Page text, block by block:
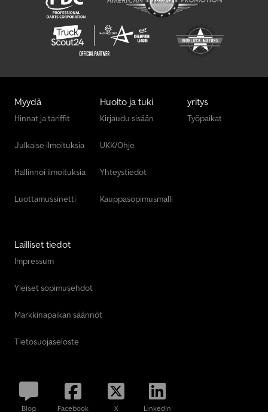
Myydä
Hinnat ja tariffit
Julkaise ilmoituksia
Hallinnoi ilmoituksia
Luottamussinetti
Huolto ja tuki
Kirjaudu sisään
UKK/Ohje
Yhteystiedot
Kauppasopimusmalli
yritys
Työpaikat
Lailliset tiedot
Impressum
Yleiset sopimusehdot
Markkinapaikan säännöt
Tietosuojaseloste
Blog Facebook X LinkedIn